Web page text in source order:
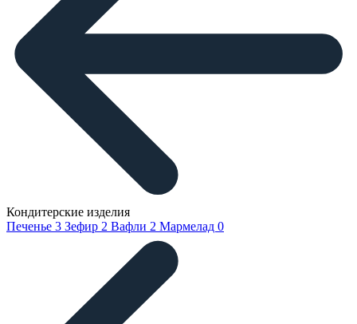
Кондитерские изделия
Печенье 3 Зефир 2 Вафли 2 Мармелад 0